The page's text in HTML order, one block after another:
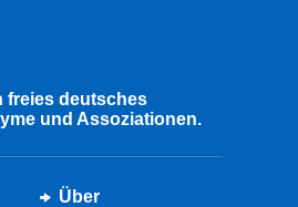
freies deutsches
und Assoziationen.
Über